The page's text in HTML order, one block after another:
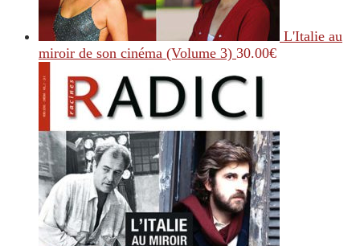
L'Italie au
miroir de son cinéma (Volume 3) 30.00€